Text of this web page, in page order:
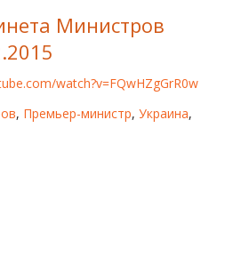
FOR FREEDOMМинистров
watch?v=FQwHZgGrR0w
, Премьер-министр, Украина,